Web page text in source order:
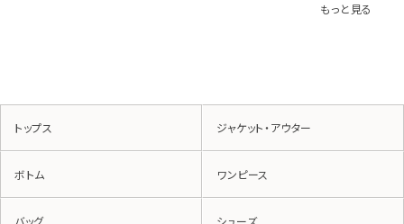
もっと見る
トップス ジャケット・アウター
ボトム ワンピース